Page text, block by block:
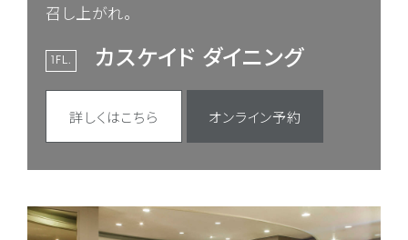
召し上がれ。
カスケイド ダイニング
1FL.
詳しくはこちら オンライン予約